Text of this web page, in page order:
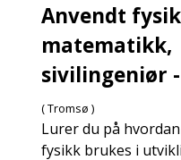
Anvendt
matematikk,
sivilingeniør
( Tromsø )
Lurer du på
fysikk brukes i